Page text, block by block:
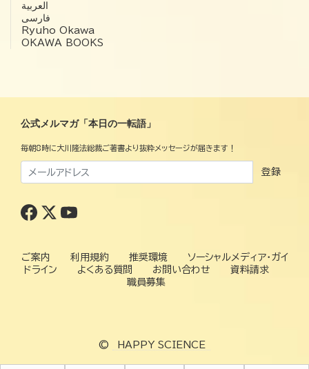
العربية‏
فارسی
Ryuho Okawa
OKAWA BOOKS
公式メルマガ「本日の一転語」
毎朝8時に大川隆法総裁ご著書より抜粋メッセージが届きます！
登録
ご案内 利用規約 推奨環境
ソーシャルメディア・ガイ
ドライン
よくある質問 お問い合わせ
資料請求
職員募集
© HAPPY SCIENCE